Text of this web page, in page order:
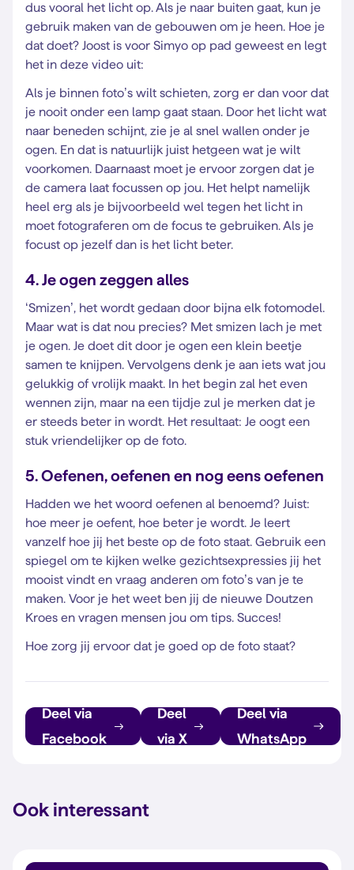
dus vooral het licht op. Als je naar buiten gaat, kun je
gebruik maken van de gebouwen om je heen. Hoe je
dat doet? Joost is voor Simyo op pad geweest en legt
het in deze video uit:
Als je binnen foto’s wilt schieten, zorg er dan voor dat
je nooit onder een lamp gaat staan. Door het licht wat
naar beneden schijnt, zie je al snel wallen onder je
ogen. En dat is natuurlijk juist hetgeen wat je wilt
voorkomen. Daarnaast moet je ervoor zorgen dat je
de camera laat focussen op jou. Het helpt namelijk
heel erg als je bijvoorbeeld wel tegen het licht in
moet fotograferen om de focus te gebruiken. Als je
focust op jezelf dan is het licht beter.
4. Je ogen zeggen alles
‘Smizen’, het wordt gedaan door bijna elk fotomodel.
Maar wat is dat nou precies? Met smizen lach je met
je ogen. Je doet dit door je ogen een klein beetje
samen te knijpen. Vervolgens denk je aan iets wat jou
gelukkig of vrolijk maakt. In het begin zal het even
wennen zijn, maar na een tijdje zul je merken dat je
er steeds beter in wordt. Het resultaat: Je oogt een
stuk vriendelijker op de foto.
5. Oefenen, oefenen en nog eens oefenen
Hadden we het woord oefenen al benoemd? Juist:
hoe meer je oefent, hoe beter je wordt. Je leert
vanzelf hoe jij het beste op de foto staat. Gebruik een
spiegel om te kijken welke gezichtsexpressies jij het
mooist vindt en vraag anderen om foto’s van je te
maken. Voor je het weet ben jij de nieuwe Doutzen
Kroes en vragen mensen jou om tips. Succes!
Hoe zorg jij ervoor dat je goed op de foto staat?
Deel via
Facebook
Deel
via X
Deel via
WhatsApp
Ook interessant